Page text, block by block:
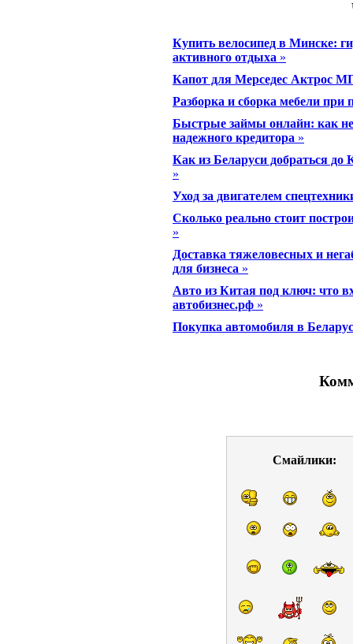
Купить велосипед в Минске:
активного отдыха »
Капот для Мерседес Актрос
Разборка и сборка мебели при
Быстрые займы онлайн: как
надежного кредитора »
Как из Беларуси добраться
»
Уход за двигателем
Сколько реально стоит
»
Доставка тяжеловесных и
для бизнеса »
Авто из Китая под ключ: что
автобизнес.рф »
Покупка автомобиля в
Смайлики: